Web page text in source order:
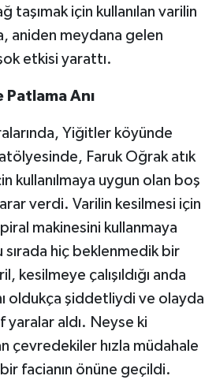
taşımak için kullanılan varilin
aniden meydana gelen
etkisi yarattı.
Patlama Anı
Yiğitler köyünde
Faruk Oğrak atık
kullanılmaya uygun olan boş
verdi. Varilin kesilmesi için
makinesini kullanmaya
sırada hiç beklenmedik bir
kesilmeye çalışıldığı anda
oldukça şiddetliydi ve olayda
aldı. Neyse ki
çevredekiler hızla müdahale
facianın önüne geçildi.